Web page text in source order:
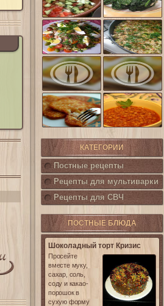
(Салат
Кампестре)
шпинат
Французский
салат Нисуаз
Ленивые
кабачки
Овощная
запеканка из
кабачков и
баклажанов
Салат из печени
трески с
каперсами
Картофельные
котлетки с
кукурузой
Горошница
КАТЕГОРИИ
Постные рецепты
Рецепты для мультиварки
Рецепты для СВЧ
ПОСТНЫЕ БЛЮДА
Шоколадный торт Кризис
Просейте
вместе муку,
сахар, соль,
соду и какао-
порошок в
сухую форму